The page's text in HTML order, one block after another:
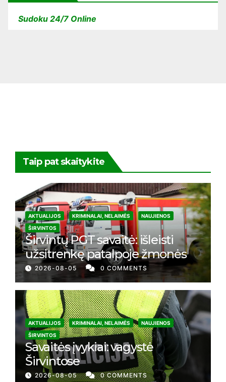
Sudoku 24/7 Online
Taip pat skaitykite
AKTUALIJOS KRIMINALAI, NELAIMĖS
NAUJIENOS
ŠIRVINTOS
Širvintų PGT savaitė: išleisti
užsitrenkę patalpoje žmonės
2026-08-05 0 COMMENTS
AKTUALIJOS KRIMINALAI, NELAIMĖS
NAUJIENOS
ŠIRVINTOS
Savaitės įvykiai: vagystė
Širvintose
2026-08-05 0 COMMENTS